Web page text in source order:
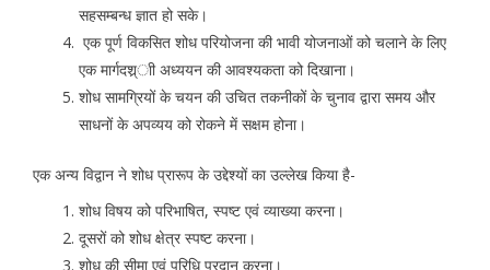
सहसम्बन्ध ज्ञात हो सके।
एक पूर्ण विकसित शोध परियोजना की भावी योजनाओं को चलाने के लिए
एक मार्गदश्र्ाी अध्ययन की आवश्यकता को दिखाना।
शोध सामग्रियों के चयन की उचित तकनीकों के चुनाव द्वारा समय और
साधनों के अपव्यय को रोकने में सक्षम होना।
एक अन्य विद्वान ने शोध प्रारूप के उद्देश्यों का उल्लेख किया है-
शोध विषय को परिभाषित, स्पष्ट एवं व्याख्या करना।
दूसरों को शोध क्षेत्र स्पष्ट करना।
शोध की सीमा एवं परिधि प्रदान करना।